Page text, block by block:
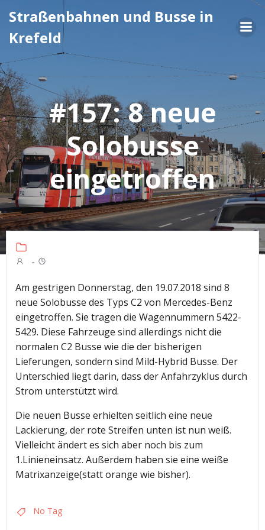
Inhalt
Straßenbahnen und Busse in
Krefeld
#157: 8 neue
Solobusse
eingetroffen
-
Am gestrigen Donnerstag, den 19.07.2018 sind 8
neue Solobusse des Typs C2 von Mercedes-Benz
eingetroffen. Sie tragen die Wagennummern 5422-
5429. Diese Fahrzeuge sind allerdings nicht die
normalen C2 Busse wie die der bisherigen
Lieferungen, sondern sind Mild-Hybrid Busse. Der
Unterschied liegt darin, dass der Anfahrzyklus durch
Strom unterstützt wird.
Die neuen Busse erhielten seitlich eine neue
Lackierung, der rote Streifen unten ist nun weiß.
Vielleicht ändert es sich aber noch bis zum
1.Linieneinsatz. Außerdem haben sie eine weiße
Matrixanzeige(statt orange wie bisher).
No Tag